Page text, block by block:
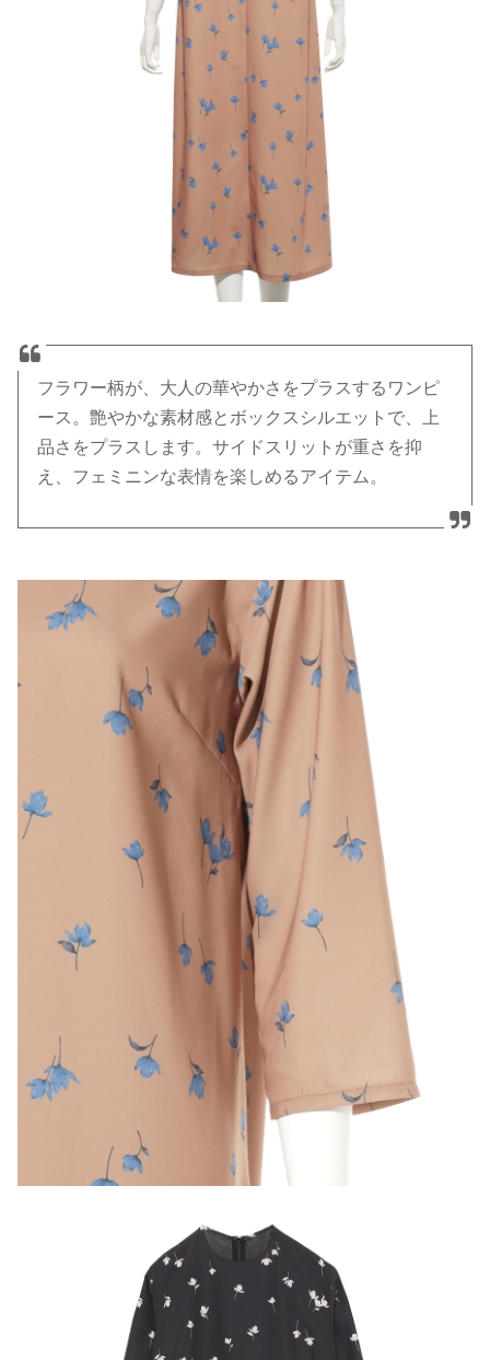
フラワー柄が、大人の華やかさをプラスするワンピ
ース。艶やかな素材感とボックスシルエットで、上
品さをプラスします。サイドスリットが重さを抑
え、フェミニンな表情を楽しめるアイテム。